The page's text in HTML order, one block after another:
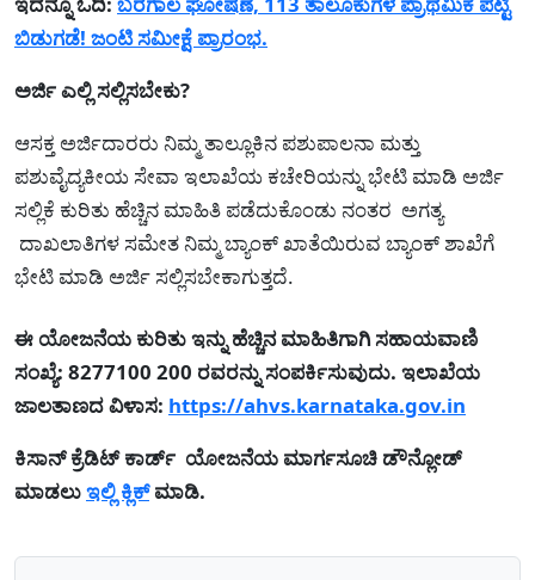
ಬಿಡುಗಡೆ! ಜಂಟಿ ಸಮೀಕ್ಷೆ ಪ್ರಾರಂಭ.
ಅರ್ಜಿ ಎಲ್ಲಿ ಸಲ್ಲಿಸಬೇಕು?
ಆಸಕ್ತ ಅರ್ಜಿದಾರರು ನಿಮ್ಮ ತಾಲ್ಲೂಕಿನ ಪಶುಪಾಲನಾ ಮತ್ತು
ಪಶುವೈದ್ಯಕೀಯ ಸೇವಾ ಇಲಾಖೆಯ ಕಚೇರಿಯನ್ನು ಭೇಟಿ ಮಾಡಿ ಅರ್ಜಿ
ಸಲ್ಲಿಕೆ ಕುರಿತು ಹೆಚ್ಚಿನ ಮಾಹಿತಿ ಪಡೆದುಕೊಂಡು ನಂತರ ಅಗತ್ಯ
ದಾಖಲಾತಿಗಳ ಸಮೇತ ನಿಮ್ಮ ಬ್ಯಾಂಕ್ ಖಾತೆಯಿರುವ ಬ್ಯಾಂಕ್ ಶಾಖೆಗೆ
ಭೇಟಿ ಮಾಡಿ ಅರ್ಜಿ ಸಲ್ಲಿಸಬೇಕಾಗುತ್ತದೆ.
ಈ ಯೋಜನೆಯ ಕುರಿತು ಇನ್ನು ಹೆಚ್ಚಿನ ಮಾಹಿತಿಗಾಗಿ ಸಹಾಯವಾಣಿ
ಸಂಖ್ಯೆ: 8277100 200 ರವರನ್ನು ಸಂಪರ್ಕಿಸುವುದು. ಇಲಾಖೆಯ
ಜಾಲತಾಣದ ವಿಳಾಸ: https://ahvs.karnataka.gov.in
ಕಿಸಾನ್‌ ಕ್ರೆಡಿಟ್‌ ಕಾರ್ಡ್‌ ಯೋಜನೆಯ ಮಾರ್ಗಸೂಚಿ ಡೌನ್ಲೋಡ್
ಮಾಡಲುಇಲ್ಲಿ ಕ್ಲಿಕ್ಮಾಡಿ.